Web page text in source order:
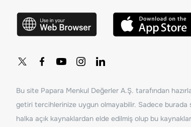
Bu site Papara Menkul Değerler A.Ş. tarafından
getiri tercihlerinize uygun olmayabilir. Sadece burada
halka açık kaynaklardan elde edilmiş olup bu